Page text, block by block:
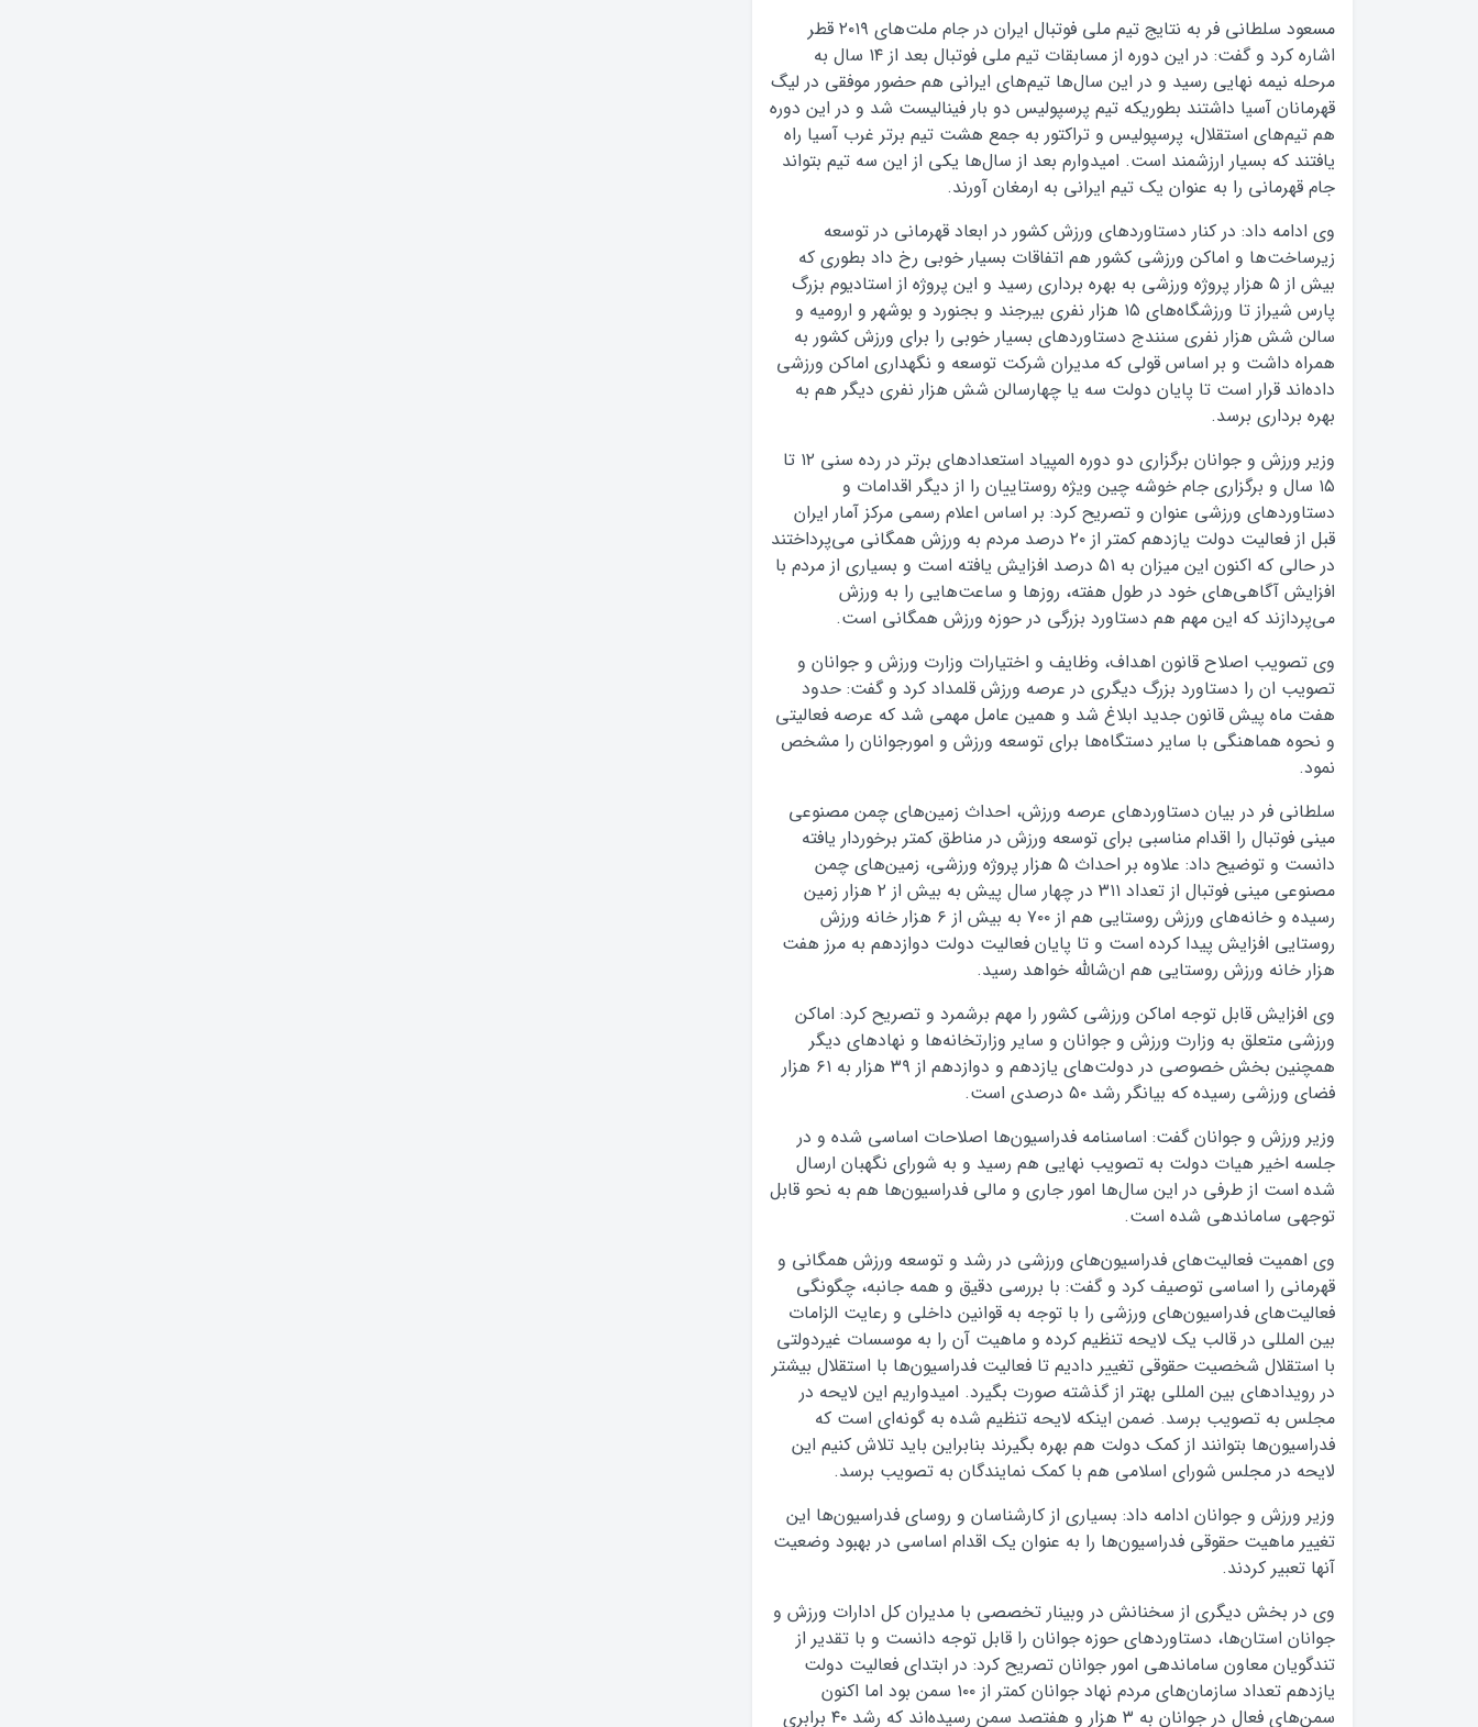
مسعود سلطانی فر به نتایج تیم ملی فوتبال ایران در جام ملت‌های ۲۰۱۹ قطر
اشاره کرد و گفت: در این دوره از مسابقات تیم ملی فوتبال بعد از ۱۴ سال به
مرحله نیمه نهایی رسید و در این سال‌ها تیم‌های ایرانی هم حضور موفقی در لیگ
قهرمانان آسیا داشتند بطوریکه تیم پرسپولیس دو بار فینالیست شد و در این دوره
هم تیم‌های استقلال، پرسپولیس و تراکتور به جمع هشت تیم برتر غرب آسیا راه
یافتند که بسیار ارزشمند است. امیدوارم بعد از سال‌ها یکی از این سه تیم بتواند
جام قهرمانی را به عنوان یک تیم ایرانی به ارمغان آورند.
وی ادامه داد: در کنار دستاوردهای ورزش کشور در ابعاد قهرمانی در توسعه
زیرساخت‌ها و اماکن ورزشی کشور هم اتفاقات بسیار خوبی رخ داد بطوری که
بیش از ۵ هزار پروژه ورزشی به بهره برداری رسید و این پروژه از استادیوم بزرگ
پارس شیراز تا ورزشگاه‌های ۱۵ هزار نفری بیرجند و بجنورد و بوشهر و ارومیه و
سالن شش هزار نفری سنندج دستاوردهای بسیار خوبی را برای ورزش کشور به
همراه داشت و بر اساس قولی که مدیران شرکت توسعه و نگهداری اماکن ورزشی
داده‌اند قرار است تا پایان دولت سه یا چهارسالن شش هزار نفری دیگر هم به
بهره برداری برسد.
وزیر ورزش و جوانان برگزاری دو دوره المپیاد استعدادهای برتر در رده سنی ۱۲ تا
۱۵ سال و برگزاری جام خوشه چین ویژه روستاییان را از دیگر اقدامات و
دستاوردهای ورزشی عنوان و تصریح کرد: بر اساس اعلام رسمی مرکز آمار ایران
قبل از فعالیت دولت یازدهم کمتر از ۲۰ درصد مردم به ورزش همگانی می‌پرداختند
در حالی که اکنون این میزان به ۵۱ درصد افزایش یافته است و بسیاری از مردم با
افزایش آگاهی‌های خود در طول هفته، روزها و ساعت‌هایی را به ورزش
می‌پردازند که این مهم هم دستاورد بزرگی در حوزه ورزش همگانی است.
وی تصویب اصلاح قانون اهداف، وظایف و اختیارات وزارت ورزش و جوانان و
تصویب ان را دستاورد بزرگ دیگری در عرصه ورزش قلمداد کرد و گفت: حدود
هفت ماه پیش قانون جدید ابلاغ شد و همین عامل مهمی شد که عرصه فعالیتی
و نحوه هماهنگی با سایر دستگاه‌ها برای توسعه ورزش و امورجوانان را مشخص
نمود.
سلطانی فر در بیان دستاوردهای عرصه ورزش، احداث زمین‌های چمن مصنوعی
مینی فوتبال را اقدام مناسبی برای توسعه ورزش در مناطق کمتر برخوردار یافته
دانست و توضیح داد: علاوه بر احداث ۵ هزار پروژه ورزشی، زمین‌های چمن
مصنوعی مینی فوتبال از تعداد ۳۱۱ در چهار سال پیش به بیش از ۲ هزار زمین
رسیده و خانه‌های ورزش روستایی هم از ۷۰۰ به بیش از ۶ هزار خانه ورزش
روستایی افزایش پیدا کرده است و تا پایان فعالیت دولت دوازدهم به مرز هفت
هزار خانه ورزش روستایی هم ان‌شالله خواهد رسید.
وی افزایش قابل توجه اماکن ورزشی کشور را مهم برشمرد و تصریح کرد: اماکن
ورزشی متعلق به وزارت ورزش و جوانان و سایر وزارتخانه‌ها و نهادهای دیگر
همچنین بخش خصوصی در دولت‌های یازدهم و دوازدهم از ۳۹ هزار به ۶۱ هزار
فضای ورزشی رسیده که بیانگر رشد ۵۰ درصدی است.
وزیر ورزش و جوانان گفت: اساسنامه فدراسیون‌ها اصلاحات اساسی شده و در
جلسه اخیر هیات دولت به تصویب نهایی هم رسید و به شورای نگهبان ارسال
شده است از طرفی در این سال‌ها امور جاری و مالی فدراسیون‌ها هم به نحو قابل
توجهی ساماندهی شده است.
وی اهمیت فعالیت‌های فدراسیون‌های ورزشی در رشد و توسعه ورزش همگانی و
قهرمانی را اساسی توصیف کرد و گفت: با بررسی دقیق و همه جانبه، چگونگی
فعالیت‌های فدراسیون‌های ورزشی را با توجه به قوانین داخلی و رعایت الزامات
بین المللی در قالب یک لایحه تنظیم کرده و ماهیت آن را به موسسات غیردولتی
با استقلال شخصیت حقوقی تغییر دادیم تا فعالیت فدراسیون‌ها با استقلال بیشتر
در رویدادهای بین المللی بهتر از گذشته صورت بگیرد. امیدواریم این لایحه در
مجلس به تصویب برسد. ضمن اینکه لایحه تنظیم شده به گونه‌ای است که
فدراسیون‌ها بتوانند از کمک دولت هم بهره بگیرند بنابراین باید تلاش کنیم این
لایحه در مجلس شورای اسلامی هم با کمک نمایندگان به تصویب برسد.
وزیر ورزش و جوانان ادامه داد: بسیاری از کارشناسان و روسای فدراسیون‌ها این
تغییر ماهیت حقوقی فدراسیون‌ها را به عنوان یک اقدام اساسی در بهبود وضعیت
آنها تعبیر کردند.
وی در بخش دیگری از سخنانش در وبینار تخصصی با مدیران کل ادارات ورزش و
جوانان استان‌ها، دستاوردهای حوزه جوانان را قابل توجه دانست و با تقدیر از
تندگویان معاون ساماندهی امور جوانان تصریح کرد: در ابتدای فعالیت دولت
یازدهم تعداد سازمان‌های مردم نهاد جوانان کمتر از ۱۰۰ سمن بود اما اکنون
سمن‌های فعال در جوانان به ۳ هزار و هفتصد سمن رسیده‌اند که رشد ۴۰ برابری